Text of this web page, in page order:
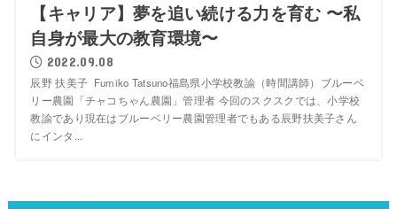
【キャリア】夢を追い続ける力を育む 〜私
自身が最大の教育環境〜
2022.09.08
辰野 扶美子 Fumiko Tatsuno福島県小学校教諭（時間講師）ブルーベ
リー農園「チャコちゃん農園」管理者 今回のスクスクでは、小学校
教諭であり現在はブルーベリー農園管理者でもある辰野扶美子さん
にインタ...